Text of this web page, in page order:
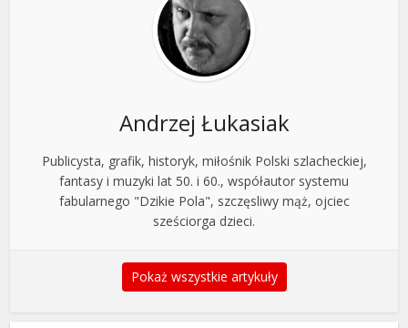
Andrzej Łukasiak
Publicysta, grafik, historyk, miłośnik Polski szlacheckiej,
fantasy i muzyki lat 50. i 60., współautor systemu
fabularnego "Dzikie Pola", szczęsliwy mąż, ojciec
sześciorga dzieci.
Pokaż wszystkie artykuły